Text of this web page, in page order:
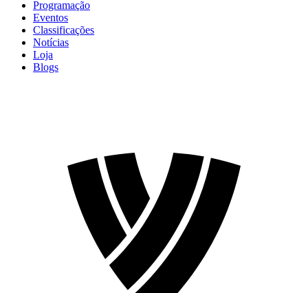
Programação
Eventos
Classificações
Notícias
Loja
Blogs